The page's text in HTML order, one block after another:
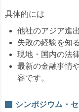
具体的には
他社のアジア進
失敗の経験を知る
現地・国内の法
最新の金融事情
容です。
シンポジウム・